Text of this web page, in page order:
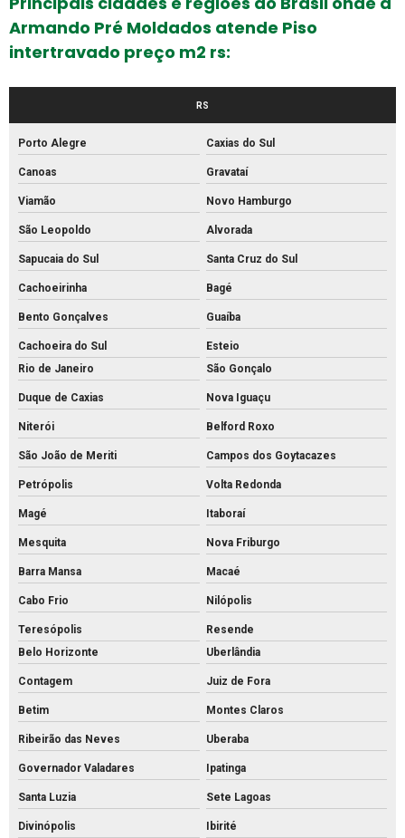
Fabrica de bloco intertravado
Fábrica de blocos de cimento
Fábrica de blocos de concreto
Fábrica de meio fio de concreto
Fábrica de meio fio
Fábrica de mourão de concreto
Fábrica de palanque de concreto
Fabrica de piso intertravado
Fábrica piso tátil concreto
Fábrica de tijolos de cimento
Fábrica de tubo de concreto
Fabricante de piso intertravado
Fornecedor de piso intertravado
Fornecedor de tubos de concreto
Grelha de concreto para canaleta
Grelha de concreto pré moldado preço
Grelha de concreto pré moldado
Grelha de concreto preço
Grelha de concreto
Intertravado de concreto comprar
Intertravado de concreto
Intertravados de concreto pisos
Meio fio de concreto para calçada
Meio fio de concreto comprar
Meio fio de concreto pré moldado
Armando Pré Moldados atende Piso
intertravado preço m2 rs:
RS
Porto Alegre Caxias do Sul
Canoas Gravataí
Viamão Novo Hamburgo
São Leopoldo Alvorada
Sapucaia do Sul Santa Cruz do Sul
Cachoeirinha Bagé
Bento Gonçalves Guaíba
Cachoeira do Sul
Esteio
Rio de Janeiro
São Gonçalo
Duque de Caxias Nova Iguaçu
Niterói Belford Roxo
São João de Meriti Campos dos Goytacazes
Petrópolis Volta Redonda
Magé Itaboraí
Mesquita Nova Friburgo
Barra Mansa Macaé
Cabo Frio Nilópolis
Teresópolis
Resende
Belo Horizonte
Uberlândia
Contagem Juiz de Fora
Betim Montes Claros
Ribeirão das Neves Uberaba
Governador Valadares Ipatinga
Santa Luzia Sete Lagoas
Divinópolis Ibirité